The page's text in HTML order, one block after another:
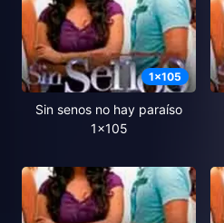
1x105
Sin senos no hay paraíso
1x105